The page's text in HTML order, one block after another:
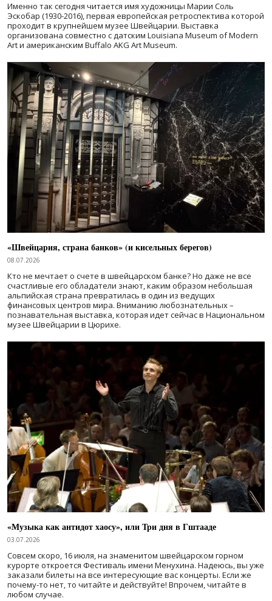
Именно так сегодня читается имя художницы Марии Соль
Эскобар (1930-2016), первая европейская ретроспектива которой
проходит в крупнейшем музее Швейцарии. Выставка
организована совместно с датским Louisiana Museum of Modern
Art и американским Buffalo AKG Art Museum.
«Швейцария, страна банков» (и кисельных берегов)
08.07.2026
Кто не мечтает о счете в швейцарском банке? Но даже не все
счастливые его обладатели знают, каким образом небольшая
альпийская страна превратилась в один из ведущих
финансовых центров мира. Вниманию любознательных –
познавательная выставка, которая идет сейчас в Национальном
музее Швейцарии в Цюрихе.
«Музыка как антидот хаосу», или Три дня в Гштааде
03.07.2026
Совсем скоро, 16 июля, на знаменитом швейцарском горном
курорте откроется Фестиваль имени Менухина. Надеюсь, вы уже
заказали билеты на все интересующие вас концерты. Если же
почему-то нет, то читайте и действуйте! Впрочем, читайте в
любом случае.